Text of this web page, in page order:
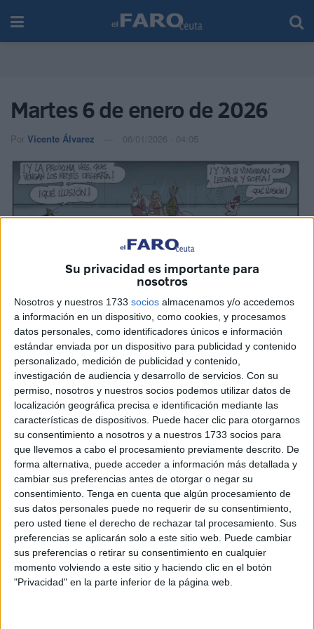
Su privacidad es importante para
nosotros
Nosotros y nuestros 1733 socios almacenamos y/o accedemos
a información en un dispositivo, como cookies, y procesamos
datos personales, como identificadores únicos e información
estándar enviada por un dispositivo para publicidad y contenido
personalizado, medición de publicidad y contenido,
investigación de audiencia y desarrollo de servicios. Con su
permiso, nosotros y nuestros socios podemos utilizar datos de
localización geográfica precisa e identificación mediante las
características de dispositivos. Puede hacer clic para otorgarnos
su consentimiento a nosotros y a nuestros 1733 socios para
que llevemos a cabo el procesamiento previamente descrito. De
forma alternativa, puede acceder a información más detallada y
cambiar sus preferencias antes de otorgar o negar su
consentimiento. Tenga en cuenta que algún procesamiento de
sus datos personales puede no requerir de su consentimiento,
pero usted tiene el derecho de rechazar tal procesamiento. Sus
preferencias se aplicarán solo a este sitio web. Puede cambiar
sus preferencias o retirar su consentimiento en cualquier
momento volviendo a este sitio y haciendo clic en el botón
"Privacidad" en la parte inferior de la página web.
Martes 6 de enero de 2026
Por Vicente Álvarez 06/01/2026 - 04:05
Related Posts
Sira Rego, sobre el posible regreso de
los menores a Marruecos: “La prioridad
es la reagrupación familiar”
HACE 5 MINUTOS
¿Cuándo visitará Ceuta el Rey? El
Gobierno responde que "cuando sea
oportuno"
HACE 15 MINUTOS
El Defensor del Pueblo reclama escuchar
a los menores que permanecen en Ceuta
y reforzar su protección
HACE 20 MINUTOS
El Gobierno de Ceuta ordena la limpieza